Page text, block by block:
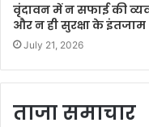
वृंदावन में न सफाई की
और न ही सुरक्षा के इंतजाम
July 21, 2026
ताजा समाचार